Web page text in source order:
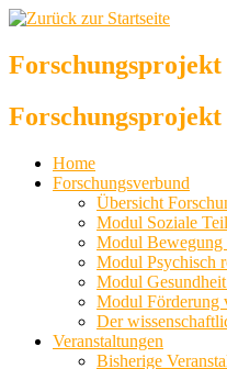
Zum
springen
Home
Forschungsverbund
Übersicht
Modul Soziale
Modul Bewegung
Modul Psychisch
Modul
Modul Förderung
Der
Veranstaltungen
Bisherige